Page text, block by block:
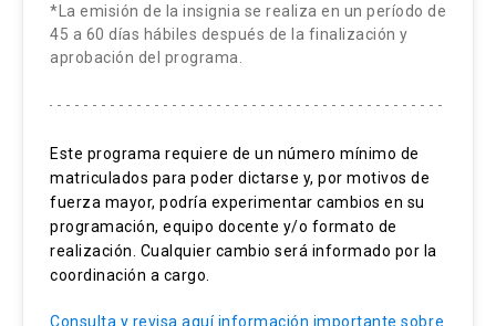
estructurada utilizando un diseño instruccional
centrado en el estudiante, que busca generar
motivación y facilitar el aprendizaje. En cada
clase están siempre los contenidos,
de reflexión y aplicación de lo aprendido. El
contenido se despliega en un recorrido que
utiliza distintos recursos interactivos, tales
como videos (con presencia del docente y
apoyos visuales), esquemas, audios, gráficas,
ilustraciones, lecturas complementarias,
*La emisión de la insignia se realiza en un período de
45 a 60 días hábiles después de la finalización y
aprobación del programa.
Este programa requiere de un número mínimo de
matriculados para poder dictarse y, por motivos de
fuerza mayor, podría experimentar cambios en su
programación, equipo docente y/o formato de
realización. Cualquier cambio será informado por la
coordinación a cargo.
Consulta y revisa aquí información importante sobre